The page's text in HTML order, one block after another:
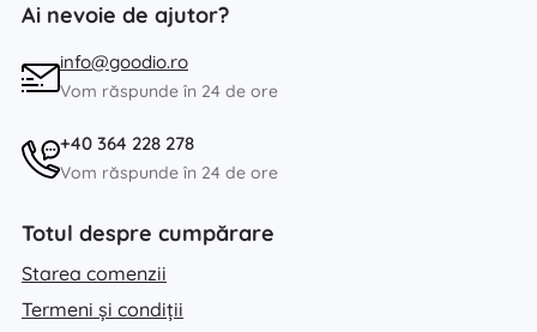
Ai nevoie de ajutor?
info@goodio.ro
Vom răspunde în 24 de ore
+40 364 228 278
Vom răspunde în 24 de ore
Totul despre cumpărare
Starea comenzii
Termeni și condiții